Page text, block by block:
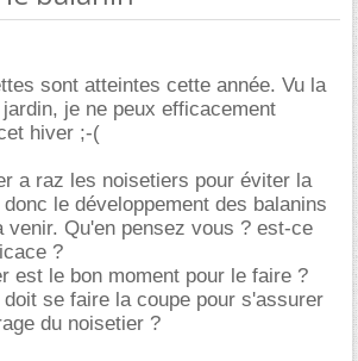
sont atteintes cette année. Vu la
je ne peux efficacement
hiver ;-(
a raz les noisetiers pour éviter la
le développement des balanins
venir. Qu'en pensez vous ? est-ce
?
est le bon moment pour le faire ?
doit se faire la coupe pour s'assurer
du noisetier ?